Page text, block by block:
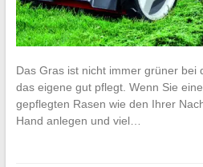
Das Gras ist nicht immer grüner bei
das eigene gut pflegt. Wenn Sie
gepflegten Rasen wie den Ihrer
Hand anlegen und viel…